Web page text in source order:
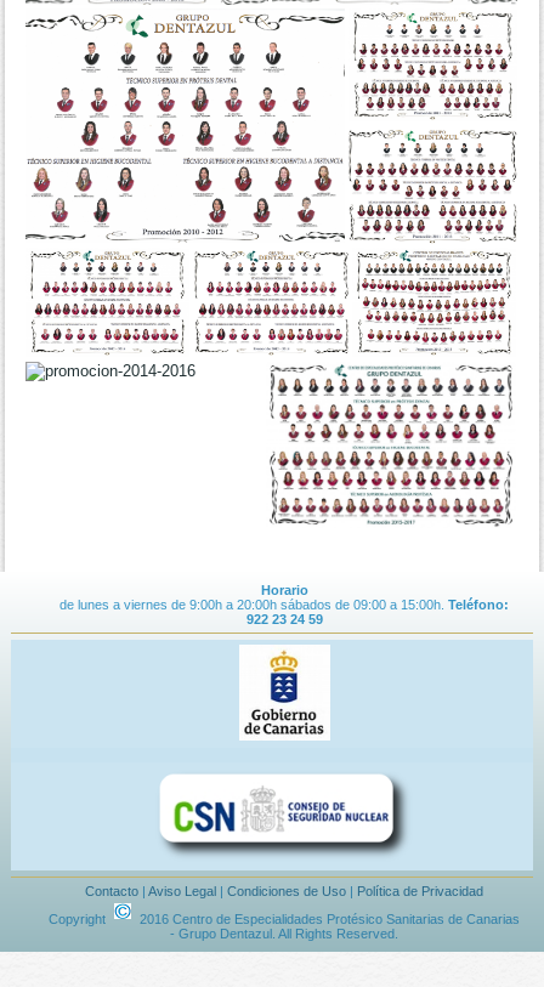
Horario
de lunes a viernes de 9:00h a 20:00h sábados de 09:00 a 15:00h. Teléfono:
922 23 24 59
Contacto Aviso Legal Condiciones de Uso
Política de Privacidad
Copyright
2016 Centro de Especialidades Protésico Sanitarias de Canarias
- Grupo Dentazul. All Rights Reserved.